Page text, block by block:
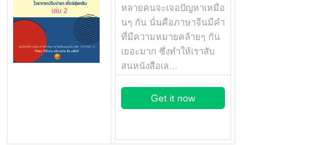
หลายคนจะเจอปัญหาเหมือ
นๆ กัน นั่นคือภาษาจีนมีคำ
ที่มีความหมายคล้ายๆ กัน
เยอะมาก ซึ่งทำให้เราสับ
สนหนังสือเล…
Get it now